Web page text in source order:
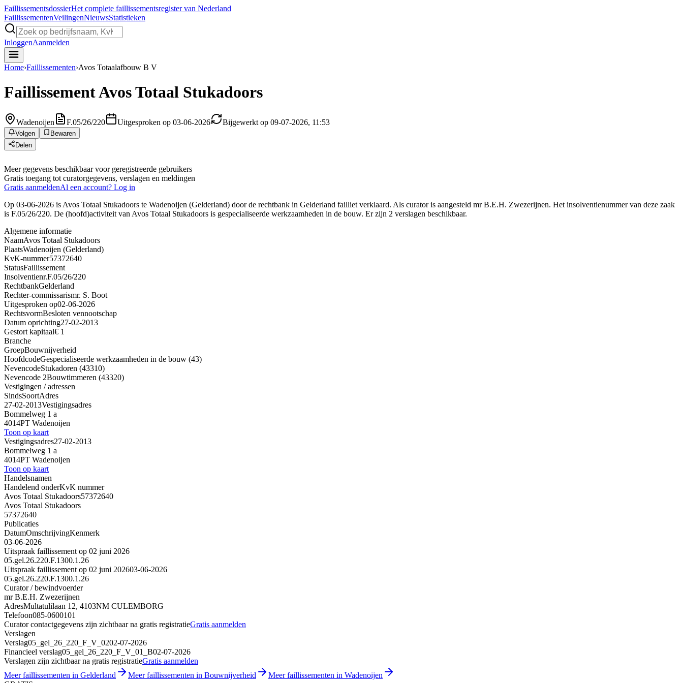
FaillissementsdossierHet complete faillissementsregister van Nederland
FaillissementenVeilingenNieuwsStatistieken
InloggenAanmelden
Home›Faillissementen›Avos Totaalafbouw B V
FaillissementAvos Totaal Stukadoors
Wadenoijen F.05/26/220 Uitgesproken op 03-06-2026 Bijgewerkt op 09-07-2026, 11:53
Volgen
Bewaren
Delen
Meer gegevens beschikbaar voor geregistreerde gebruikers
Gratis toegang tot curatorgegevens, verslagen en meldingen
Gratis aanmeldenAl een account? Log in
Op 03-06-2026 is Avos Totaal Stukadoors te Wadenoijen (Gelderland) door de rechtbank in Gelderland failliet verklaard. Als curator is aangesteld mr B.E.H. Zwezerijnen. Het insolventienummer van deze zaak
is F.05/26/220. De (hoofd)activiteit van Avos Totaal Stukadoors is gespecialiseerde werkzaamheden in de bouw. Er zijn 2 verslagen beschikbaar.
Algemene informatie
NaamAvos Totaal Stukadoors
PlaatsWadenoijen (Gelderland)
KvK-nummer57372640
StatusFaillissement
Insolventienr.F.05/26/220
RechtbankGelderland
Rechter-commissarismr. S. Boot
Uitgesproken op02-06-2026
RechtsvormBesloten vennootschap
Datum oprichting27-02-2013
Gestort kapitaal€ 1
Branche
GroepBouwnijverheid
HoofdcodeGespecialiseerde werkzaamheden in de bouw (43)
NevencodeStukadoren (43310)
Nevencode 2Bouwtimmeren (43320)
Vestigingen / adressen
SindsSoortAdres
27-02-2013Vestigingsadres
Bommelweg 1 a
4014PT Wadenoijen
Toon op kaart
Vestigingsadres27-02-2013
Bommelweg 1 a
4014PT Wadenoijen
Toon op kaart
Handelsnamen
Handelend onderKvK nummer
Avos Totaal Stukadoors57372640
Avos Totaal Stukadoors
57372640
Publicaties
DatumOmschrijvingKenmerk
03-06-2026
Uitspraak faillissement op 02 juni 2026
05.gel.26.220.F.1300.1.26
Uitspraak faillissement op 02 juni 202603-06-2026
05.gel.26.220.F.1300.1.26
Curator / bewindvoerder
mr B.E.H. Zwezerijnen
AdresMultatulilaan 12, 4103NM CULEMBORG
Telefoon085-0600101
Curator contactgegevens zijn zichtbaar na gratis registratieGratis aanmelden
Verslagen
Verslag05_gel_26_220_F_V_0202-07-2026
Financieel verslag05_gel_26_220_F_V_01_B02-07-2026
Verslagen zijn zichtbaar na gratis registratieGratis aanmelden
Meer faillissementen in Gelderland
Meer faillissementen in Bouwnijverheid
Meer faillissementen in Wadenoijen